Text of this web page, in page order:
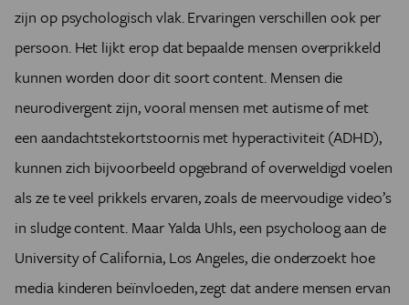
zijn op psychologisch vlak. Ervaringen verschillen ook per
persoon. Het lijkt erop dat bepaalde mensen overprikkeld
kunnen worden door dit soort content. Mensen die
neurodivergent zijn, vooral mensen met autisme of met
een aandachtstekortstoornis met hyperactiviteit (ADHD),
kunnen zich bijvoorbeeld opgebrand of overweldigd voelen
als ze te veel prikkels ervaren, zoals de meervoudige video’s
in sludge content. Maar Yalda Uhls, een psycholoog aan de
University of California, Los Angeles, die onderzoekt hoe
media kinderen beïnvloeden, zegt dat andere mensen ervan